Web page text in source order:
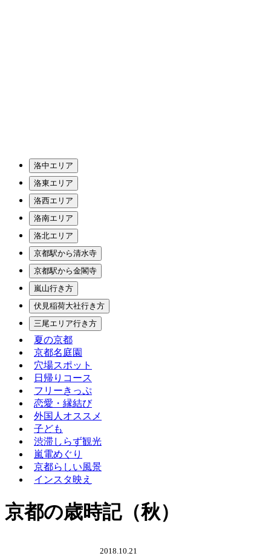
洛中エリア
洛東エリア
洛西エリア
洛南エリア
洛北エリア
京都駅から清水寺
京都駅から金閣寺
嵐山行き方
伏見稲荷大社行き方
三尾エリア行き方
夏の京都
京都名庭園
穴場スポット
日帰りコース
フリーきっぷ
恋愛・縁結び
外国人オススメ
子ども
渋滞しらず観光
嵐電めぐり
京都らしい風景
インスタ映え
京都の歳時記（秋）
2018.10.21